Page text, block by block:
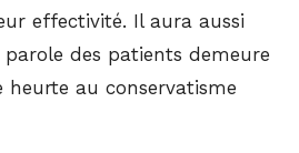
effectivité. Il aura aussi
des patients demeure
heurte au conservatisme